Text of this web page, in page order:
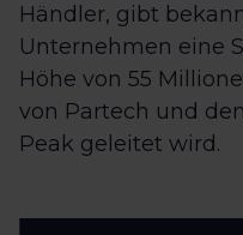
Händler, gibt
Unternehmen eine
Höhe von 55
von Partech und
Peak geleitet wird.